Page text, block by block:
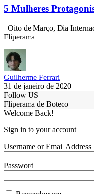
5 Mulheres
Oito de Março, Dia
Fliperama…
Guilherme Ferrari
31 de janeiro de 2020
Follow US
Fliperama de Boteco
Welcome Back!
Sign in to your account
Username or Email Address
Password